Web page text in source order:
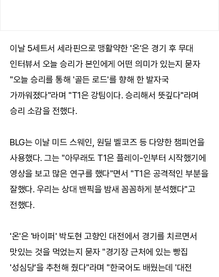
이날 5세트서 세라핀으로 맹활약한 '온'은 경기 후 무대
인터뷰서 오늘 승리가 본인에게 어떤 의미가 있는지 묻자
"오늘 승리를 통해 '골든 로드'를 향해 한 발자국
가까워졌다"라며 "T1은 강팀이다. 승리해서 뜻깊다"라며
승리 소감을 전했다.
BLG는 이날 미드 스웨인, 원딜 벨코즈 등 다양한 챔피언을
사용했다. 그는 "아무래도 T1은 플레이-인부터 시작했기에
영상을 보고 많은 연구를 했다"면서 "T1은 공격적인 부분을
잘했다. 우리는 상대 밴픽을 밤새 꼼꼼하게 분석했다"고
전했다.
'온'은 '바이퍼' 박도현 고향인 대전에서 경기를 치르면서
맛있는 것을 먹었는지 묻자 "경기장 근처에 있는 빵집
'성심당'을 추천해 줬다"라며 "한국어도 배웠는데 '대전